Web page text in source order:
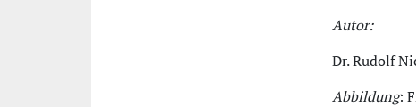
Autor:
Dr. Rudolf
Abbildung: